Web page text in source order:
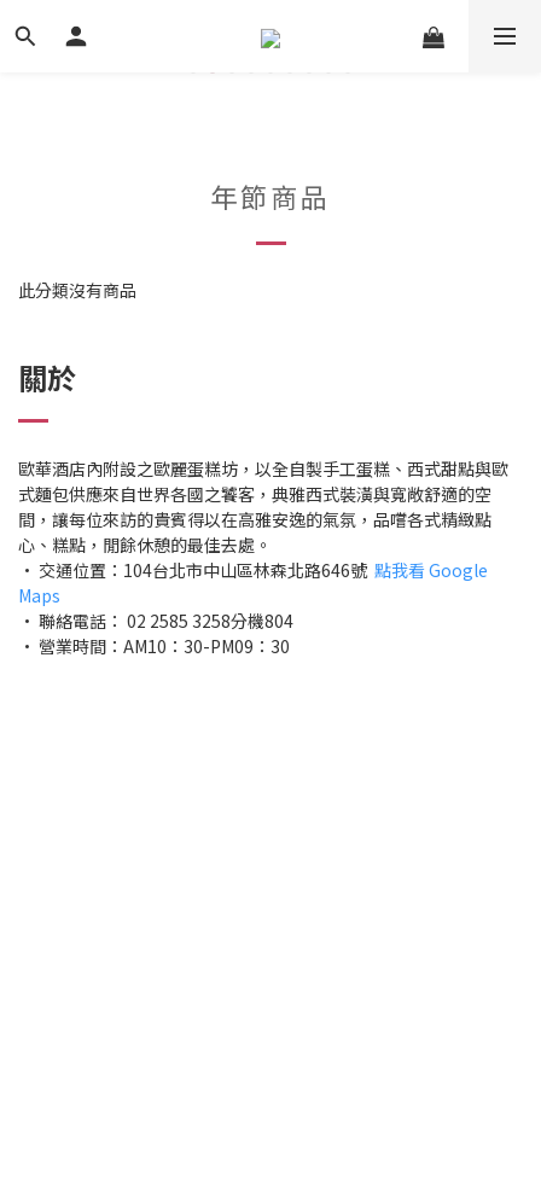
年節商品
此分類沒有商品
關於
歐華酒店內附設之歐麗蛋糕坊，以全自製手工蛋糕、西式甜點與歐
式麵包供應來自世界各國之饕客，典雅西式裝潢與寬敞舒適的空
間，讓每位來訪的貴賓得以在高雅安逸的氣氛，品嚐各式精緻點
心、糕點，閒餘休憩的最佳去處。
• 交通位置：104台北市中山區林森北路646號 點我看 Google
Maps
• 聯絡電話： 02 2585 3258分機804
• 營業時間：AM10：30-PM09：30